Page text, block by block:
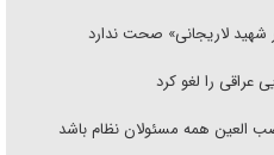
شهید لاریجانی» صحت ندارد
عراقی را لغو کرد
العین همه مسئولان نظام باشد